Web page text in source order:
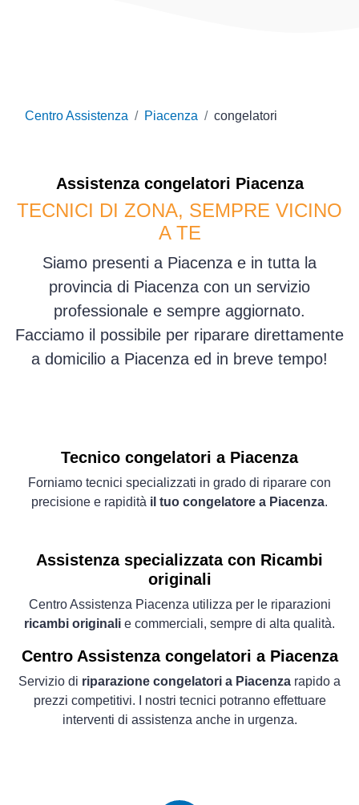
Centro Assistenza Piacenza congelatori
Assistenza congelatori Piacenza
TECNICI DI ZONA, SEMPRE VICINO
A TE
Siamo presenti a Piacenza e in tutta la
provincia di Piacenza con un servizio
professionale e sempre aggiornato.
Facciamo il possibile per riparare direttamente
a domicilio a Piacenza ed in breve tempo!
Tecnico congelatori a Piacenza
Forniamo tecnici specializzati in grado di riparare con
precisione e rapidità il tuo congelatore a Piacenza.
Assistenza specializzata con Ricambi
originali
Centro Assistenza Piacenza utilizza per le riparazioni
ricambi originali e commerciali, sempre di alta qualità.
Centro Assistenza congelatori a Piacenza
Servizio di riparazione congelatori a Piacenza rapido a
prezzi competitivi. I nostri tecnici potranno effettuare
interventi di assistenza anche in urgenza.